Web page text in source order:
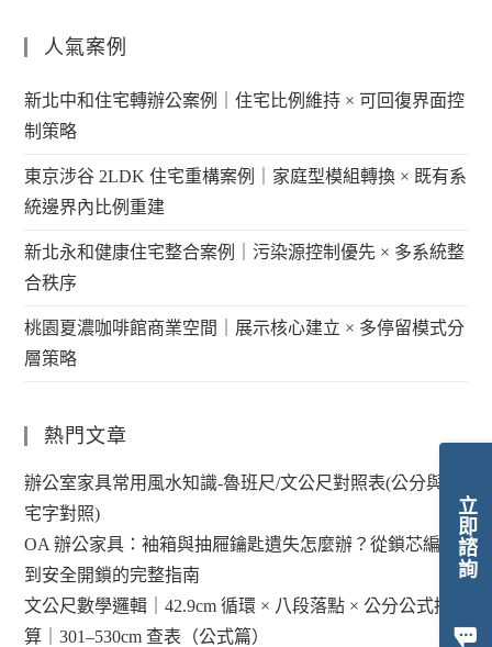
立即諮詢
人氣案例
新北中和住宅轉辦公案例｜住宅比例維持 × 可回復界面控
制策略
東京涉谷 2LDK 住宅重構案例｜家庭型模組轉換 × 既有系
統邊界內比例重建
新北永和健康住宅整合案例｜污染源控制優先 × 多系統整
合秩序
桃園夏濃咖啡館商業空間｜展示核心建立 × 多停留模式分
層策略
熱門文章
辦公室家具常用風水知識-魯班尺/文公尺對照表(公分與陽
宅字對照)
OA 辦公家具：袖箱與抽屜鑰匙遺失怎麼辦？從鎖芯編碼
到安全開鎖的完整指南
文公尺數學邏輯｜42.9cm 循環 × 八段落點 × 公分公式換
算｜301–530cm 查表（公式篇）